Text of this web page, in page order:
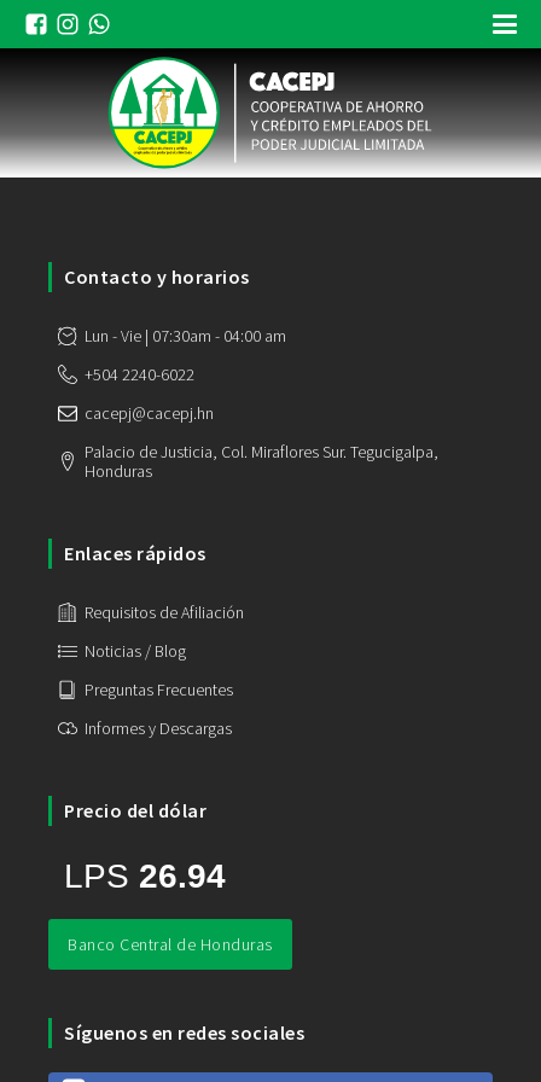
Contacto y horarios
Lun - Vie | 07:30am - 04:00 am
+504 2240-6022
cacepj@cacepj.hn
Palacio de Justicia, Col. Miraflores Sur. Tegucigalpa,
Honduras
Enlaces rápidos
Requisitos de Afiliación
Noticias / Blog
Preguntas Frecuentes
Informes y Descargas
Precio del dólar
Banco Central de Honduras
Síguenos en redes sociales